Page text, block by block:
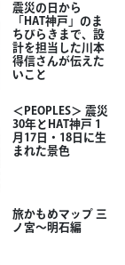
震災の日から
「HAT神戸」のま
ちびらきまで、設
計を担当した川本
得信さんが伝えた
いこと
＜PEOPLES＞ 震災
30年とHAT神戸 1
月17日・18日に生
まれた景色
旅かもめマップ 三
ノ宮〜明石編